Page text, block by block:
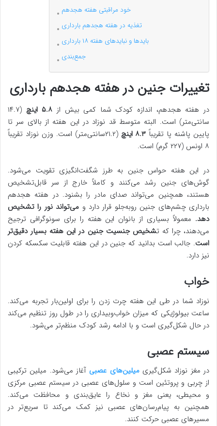
خود مراقبتی هفته هجدهم
تغذیه در هفته هجدهم بارداری
بایدها و نبایدهای هفته ۱۸ بارداری
جمع‌بندی
تغییرات جنین در هفته هجدهم بارداری
در هفته هجدهم، اندازه کودک شما کمی بیش از ۵.۸ اینچ
(۱۴.۷
سانتی‌متر) است. البته متوسط قد نوزاد در این هفته از بالای سر تا
پایین پاشنه پا تقریباً ۸.۳ اینچ
(۲۱.۲سانتی‌متر) است. وزن نوزاد تقریباً
۸ اونس (۲۲۷ گرم) است.
در این هفته حواس جنین به طرز شگفت‌انگیزی تقویت می‌شود.
گوش‌های جنین رشد می‌کنند و کاملاً خارج از سر قابل‌تشخیص
هستند، همچنین می‌تواند صدای مادر را بشنود. در هفته هجدهم
بارداری چشم‌های جنین روبه‌جلو قرار دارد و می‌تواند نور را تشخیص
دهد. معمولاً بسیاری از بانوان این هفته را برای سونوگرافی ترجیح
می‌دهند، چرا که تشخیص جنسیت جنین در این هفته بسیار دقیق‌تر
است. جالب است بدانید که جنین در این هفته قابلیت سکسکه کردن
نیز دارد.
خواب
نوزاد شما در طی این هفته چرت زدن را برای اولین‌بار تجربه می‌کند.
ساعت بیولوژیکی که میزان خواب‌وبیداری را در طول روز تنظیم می‌کند
در حال شکل‌گیری است و با ادامه رشد کودک منظم‌تر می‌شود.
سیستم عصبی
در مغز نوزاد شکل‌گیریمیلین‌های عصبی آغاز می‌شود. میلین ترکیبی
از چربی و پروتئین است و سلول‌های عصبی در سیستم عصبی مرکزی
و محیطی، یعنی مغز و نخاع را عایق‌بندی و محافظت می‌کند.
همچنین به پیام‌رسان‌های عصبی نیز کمک می‌کند تا سریع‌تر در
مسیرهای عصبی حرکت کنند.